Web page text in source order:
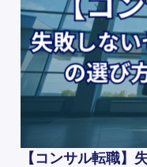
【コンサル転職】